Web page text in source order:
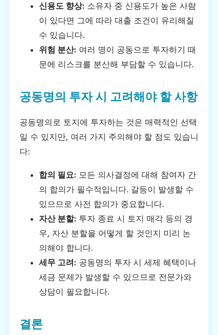
신용도 향상: 소유자 중 신용도가 높은 사람
이 있다면 그에 따라 대출 조건이 유리해질
수 있습니다.
위험 분산: 여러 명이 공동으로 투자하기 때
문에 리스크를 분산해 부담할 수 있습니다.
공동명의 투자 시 고려해야 할 사항
공동명의로 토지에 투자하는 것은 매력적인 선택
일 수 있지만, 여러 가지 주의해야 할 점도 있습니
다:
합의 필요: 모든 의사결정에 대해 참여자 간
의 합의가 필수적입니다. 갈등이 발생할 수
있으므로 사전 합의가 중요합니다.
자산 분할: 투자 종료 시 토지 매각 등의 경
우, 자산 분할을 어떻게 할 것인지 미리 논
의해야 합니다.
세무 고려: 공동명의 투자 시 세제 혜택이나
세금 문제가 발생할 수 있으므로 전문가와
상담이 필요합니다.
결론